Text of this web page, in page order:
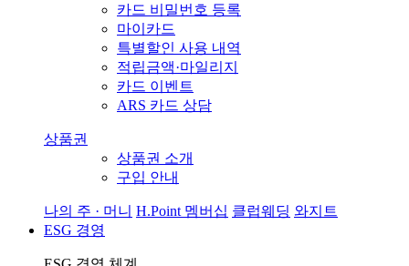
카드 비밀번호 등록
마이카드
특별할인 사용 내역
적립금액·마일리지
카드 이벤트
ARS 카드 상담
상품권
상품권 소개
구입 안내
나의 주 · 머니 H.Point 멤버십 클럽웨딩 와지트
ESG 경영